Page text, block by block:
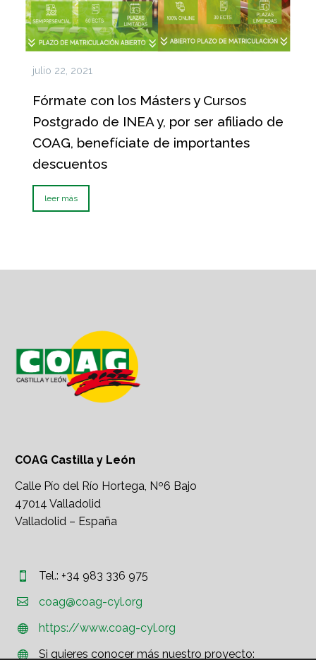
julio 22, 2021
Fórmate con los Másters y Cursos
Postgrado de INEA y, por ser afiliado de
COAG, benefíciate de importantes
descuentos
leer más
COAG Castilla y León
Calle Pío del Río Hortega, Nº6 Bajo
47014 Valladolid
Valladolid – España

 Tel.: +34 983 336 975

 coag@coag-cyl.org

 https://www.coag-cyl.org

 Si quieres conocer más nuestro proyecto: